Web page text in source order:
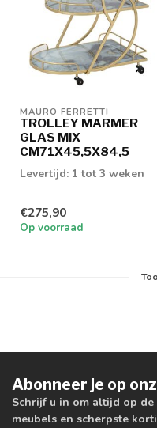
MAURO FERRETTI
TROLLEY MARMER
GLAS MIX
CM71X45,5X84,5
Levertijd: 1 tot 3 weken
€275,90
Op voorraad
Abonneer je op
Schrijf u in om altijd op
meubels en scherpste